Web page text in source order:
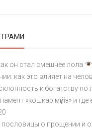
он стал смешнее лола
как это влияет на
к богатству по
«кошкар мүйіз» и
о прощении и